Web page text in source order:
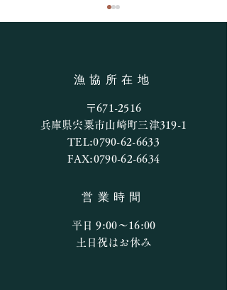
漁協所在地
〒671-2516
兵庫県宍粟市山崎町三津319-1
TEL:0790-62-6633
FAX:0790-62-6634
営業時間
平日 9:00〜16:00
​​土日祝はお休み